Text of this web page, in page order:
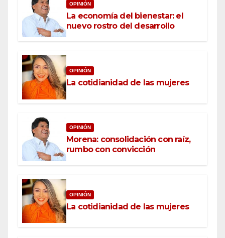
OPINIÓN
La economía del bienestar: el
nuevo rostro del desarrollo
OPINIÓN
La cotidianidad de las mujeres
OPINIÓN
Morena: consolidación con raíz,
rumbo con convicción
OPINIÓN
La cotidianidad de las mujeres